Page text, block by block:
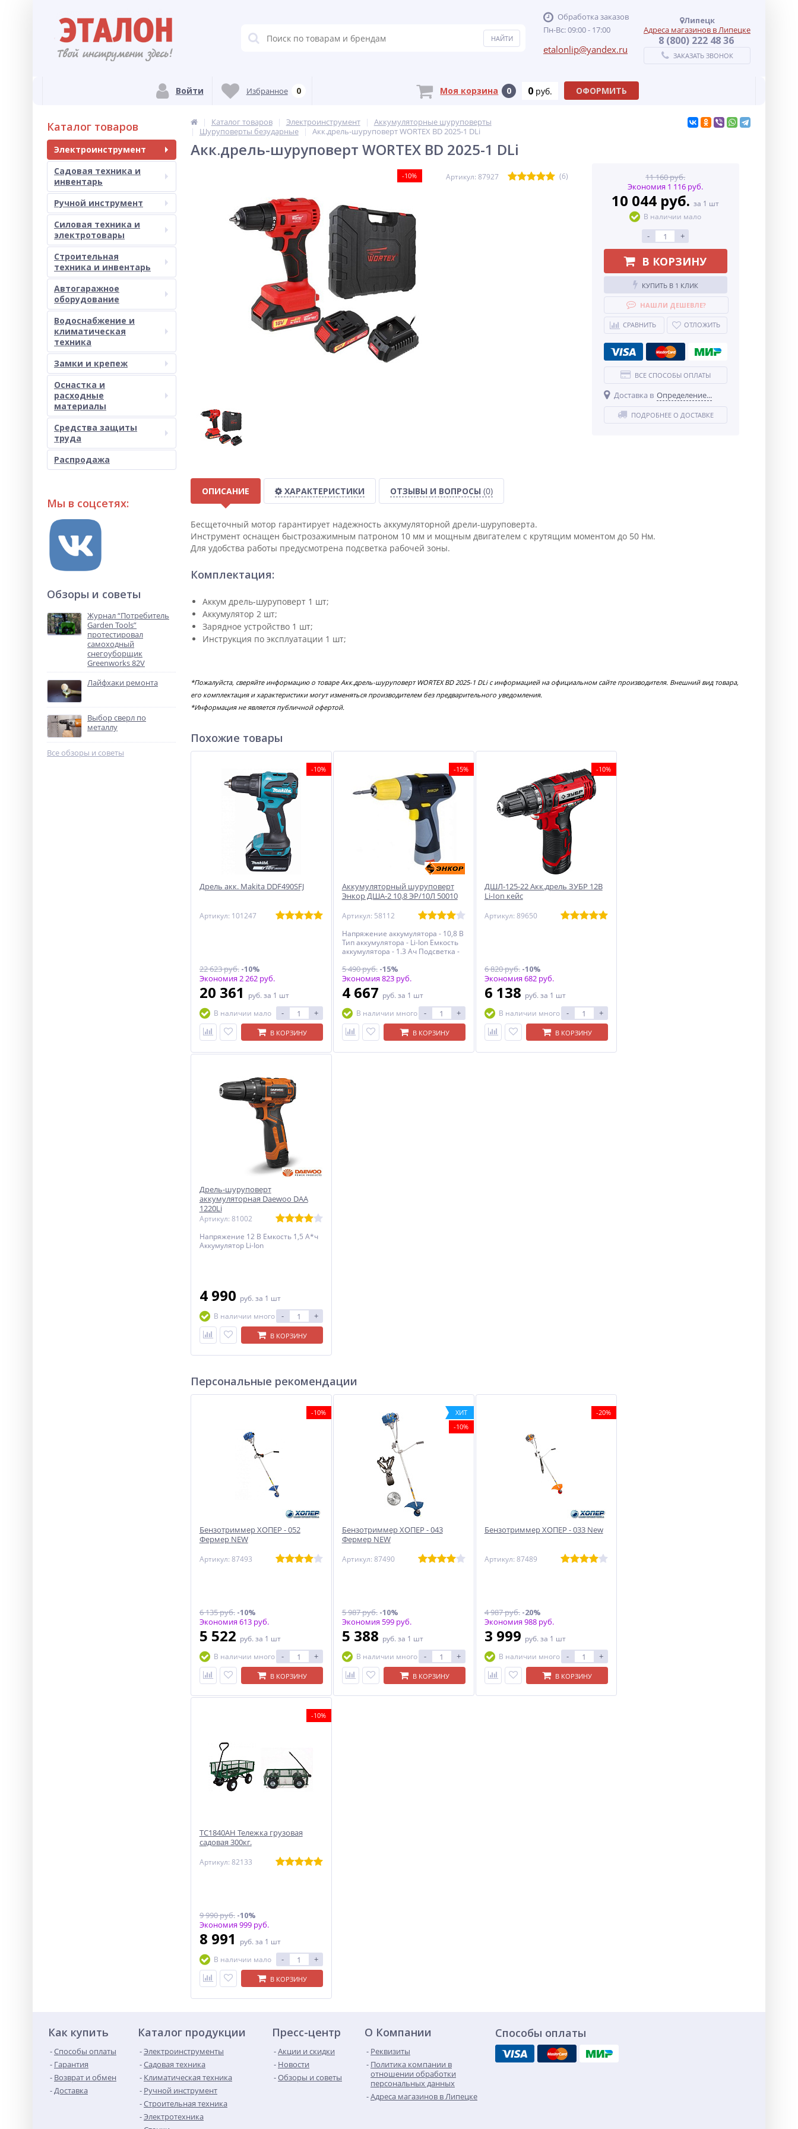
Обработка заказов
Пн-Вс: 09:00 - 17:00
etalonlip@yandex.ru
Липецк
Адреса магазинов в Липецке
8 (800) 222 48 36
ЗАКАЗАТЬ ЗВОНОК
Войти Избранное 0 Моя корзина 0 0 руб. ОФОРМИТЬ
Каталог товаров
Электроинструмент
Садовая техника и
инвентарь
Ручной инструмент
Силовая техника и
электротовары
Строительная
техника и инвентарь
Автогаражное
оборудование
Водоснабжение и
климатическая
техника
Замки и крепеж
Оснастка и
расходные
материалы
Средства защиты
труда
Распродажа
Мы в соцсетях:
Обзоры и советы
Журнал “Потребитель
Garden Tools”
протестировал
самоходный
снегоуборщик
Greenworks 82V
Лайфхаки ремонта
Выбор сверл по
металлу
Все обзоры и советы
Каталог товаров Электроинструмент
Аккумуляторные шуруповерты
Шуруповерты безударные
Акк.дрель-шуруповерт WORTEX BD 2025-1 DLi
Акк.дрель-шуруповерт WORTEX BD 2025-1 DLi
-10% Артикул: 87927 (6)
11 160 руб.
Экономия 1 116 руб.
10 044 руб.за 1 шт
В наличии мало
- +
В КОРЗИНУ
КУПИТЬ В 1 КЛИК
НАШЛИ ДЕШЕВЛЕ?
СРАВНИТЬ ОТЛОЖИТЬ
ВСЕ СПОСОБЫ ОПЛАТЫ
Доставка в Определение...
ПОДРОБНЕЕ О ДОСТАВКЕ
ОПИСАНИЕ ХАРАКТЕРИСТИКИ ОТЗЫВЫ И ВОПРОСЫ (0)
Бесщеточный мотор гарантирует надежность аккумуляторной дрели-шуруповерта.
Инструмент оснащен быстрозажимным патроном 10 мм и мощным двигателем с крутящим моментом до 50 Нм.
Для удобства работы предусмотрена подсветка рабочей зоны.
Комплектация:
Аккум дрель-шуруповерт 1 шт;
Аккумулятор 2 шт;
Зарядное устройство 1 шт;
Инструкция по эксплуатации 1 шт;
*Пожалуйста, сверяйте информацию о товаре Акк.дрель-шуруповерт WORTEX BD 2025-1 DLi с информацией на официальном сайте производителя. Внешний вид товара,
его комплектация и характеристики могут изменяться производителем без предварительного уведомления.
*Информация не является публичной офертой.
Похожие товары
-10%
Дрель акк. Makita DDF490SFJ
Артикул: 101247
22 623 руб.-10%
Экономия 2 262 руб.
20 361 руб. за 1 шт
В наличии мало
- +
В КОРЗИНУ
-15%
Аккумуляторный шуруповерт
Энкор ДША-2 10,8 ЭР/10Л 50010
Артикул: 58112
Напряжение аккумулятора - 10,8 В
Тип аккумулятора - Li-Ion Емкость
аккумулятора - 1.3 Ач Подсветка -
5 490 руб.-15%
Экономия 823 руб.
4 667 руб. за 1 шт
В наличии много
- +
В КОРЗИНУ
-10%
ДШЛ-125-22 Акк.дрель ЗУБР 12В
Li-Ion кейс
Артикул: 89650
6 820 руб.-10%
Экономия 682 руб.
6 138 руб. за 1 шт
В наличии много
- +
В КОРЗИНУ
Дрель-шуруповерт
аккумуляторная Daewoo DAA
1220Li
Артикул: 81002
Напряжение 12 В Емкость 1,5 А*ч
Аккумулятор Li-Ion
4 990 руб. за 1 шт
В наличии много
- +
В КОРЗИНУ
Персональные рекомендации
-10%
Бензотриммер ХОПЕР - 052
Фермер NEW
Артикул: 87493
6 135 руб.-10%
Экономия 613 руб.
5 522 руб. за 1 шт
В наличии много
- +
В КОРЗИНУ
ХИТ
-10%
Бензотриммер ХОПЕР - 043
Фермер NEW
Артикул: 87490
5 987 руб.-10%
Экономия 599 руб.
5 388 руб. за 1 шт
В наличии много
- +
В КОРЗИНУ
-20%
Бензотриммер ХОПЕР - 033 New
Артикул: 87489
4 987 руб.-20%
Экономия 988 руб.
3 999 руб. за 1 шт
В наличии много
- +
В КОРЗИНУ
-10%
ТС1840АН Тележка грузовая
садовая 300кг.
Артикул: 82133
9 990 руб.-10%
Экономия 999 руб.
8 991 руб. за 1 шт
В наличии мало
- +
В КОРЗИНУ
Как купить
Способы оплаты
Гарантия
Возврат и обмен
Доставка
Каталог продукции
Электроинструменты
Садовая техника
Климатическая техника
Ручной инструмент
Строительная техника
Электротехника
Пресс-центр
Акции и скидки
Новости
Обзоры и советы
О Компании
Реквизиты
Политика компании в
отношении обработки
персональных данных
Адреса магазинов в Липецке
Способы оплаты